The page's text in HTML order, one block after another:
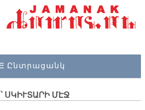
Ընտրացանկ
ՍԿԻՒՏԱՐԻ ՄԷՋ